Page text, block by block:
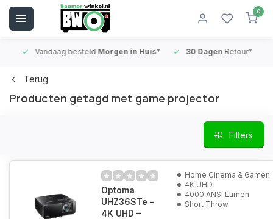
0
Vandaag besteldMorgen in Huis* 30 DagenRetour*
Terug
Producten getagd met game projector
Filters
Optoma
UHZ36STe –
4K UHD –
Home Cinema & Gamen
4K UHD
4000 ANSI Lumen
Short Throw